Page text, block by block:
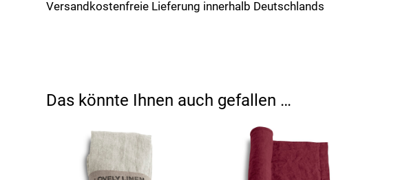
Versandkostenfreie Lieferung innerhalb Deutschlands
Das könnte Ihnen auch gefallen …